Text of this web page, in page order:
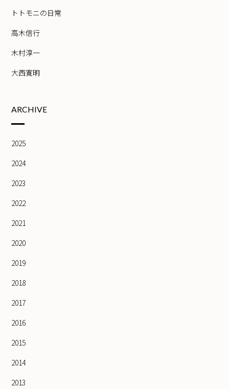
トトモニの日常
高木信行
木村淳一
大西寛明
ARCHIVE
2025
2024
2023
2022
2021
2020
2019
2018
2017
2016
2015
2014
2013